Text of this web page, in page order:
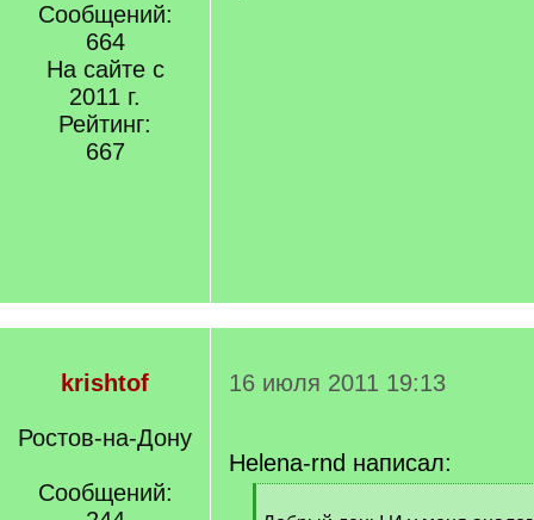
Сообщений:
664
На сайте с
2011 г.
Рейтинг:
667
krishtof
Ростов-на-Дону
Сообщений:
16 июля 2011 19:13
Helena-rnd написал: